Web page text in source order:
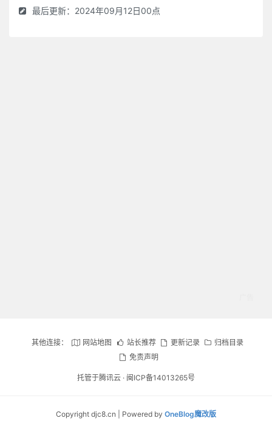
最后更新：2024年09月12日00点
其他连接： 网站地图 站长推荐 更新记录
归档目录
免责声明
托管于腾讯云 · 闽ICP备14013265号
Copyright djc8.cn | Powered by OneBlog魔改版